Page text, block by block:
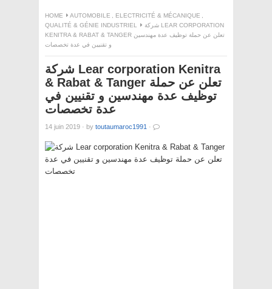
HOME AUTOMOBILE , ELECTRICITÉ & MÉCANIQUE ,
QUALITÉ & GÉNIE INDUSTRIEL
شركة LEAR CORPORATION
KENITRA & RABAT & TANGER تعلن عن حملة توظيف عدة مهندسين
و تقنيين في عدة تخصصات
شركة Lear corporation Kenitra
& Rabat & Tanger تعلن عن حملة
توظيف عدة مهندسين و تقنيين في
عدة تخصصات
14 juin 2019 · by toutaumaroc1991 ·